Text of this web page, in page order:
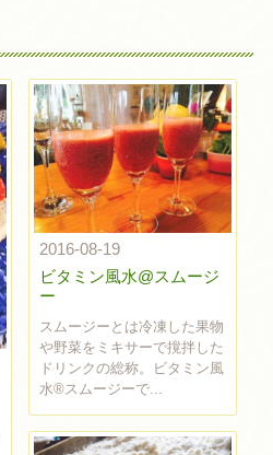
2016-08-19
ビタミン風水@スムージ
ー
スムージーとは冷凍した果物
や野菜をミキサーで撹拌した
ドリンクの総称。ビタミン風
水®︎スムージーで...